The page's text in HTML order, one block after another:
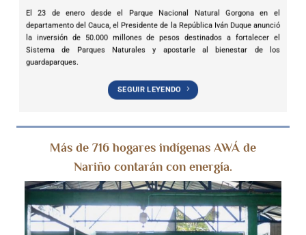
El 23 de enero desde el Parque Nacional Natural Gorgona en el
departamento del Cauca, el Presidente de la República Iván Duque anunció
la inversión de 50.000 millones de pesos destinados a fortalecer el
Sistema de Parques Naturales y apostarle al bienestar de los
guardaparques.
SEGUIR LEYENDO
Más de 716 hogares indígenas AWÁ de
Nariño contarán con energía.